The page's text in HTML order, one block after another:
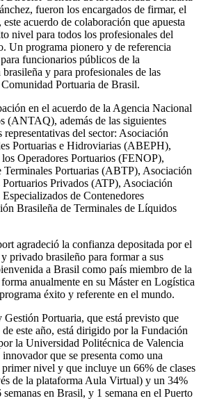
fueron los encargados de firmar, el
acuerdo de colaboración que apuesta
nivel para todos los profesionales del
Un programa pionero y de referencia
funcionarios públicos de la
y para profesionales de las
Portuaria de Brasil.
en el acuerdo de la Agencia Nacional
(ANTAQ), además de las siguientes
representativas del sector: Asociación
Portuarias e Hidroviarias (ABEPH),
Operadores Portuarios (FENOP),
Terminales Portuarias (ABTP), Asociación
Privados (ATP), Asociación
de Contenedores
Brasileña de Terminales de Líquidos
agradeció la confianza depositada por el
privado brasileño para formar a sus
a Brasil como país miembro de la
anualmente en su Máster en Logística
éxito y referente en el mundo.
Portuaria, que está previsto que
este año, está dirigido por la Fundación
la Universidad Politécnica de Valencia
que se presenta como una
primer nivel y que incluye un 66% de clases
de la plataforma Aula Virtual) y un 34%
semanas en Brasil, y 1 semana en el Puerto